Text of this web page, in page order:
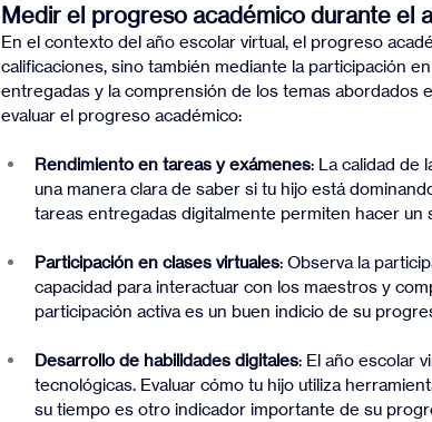
Medir el progreso académico durante el
En el contexto del año escolar virtual, el progreso
calificaciones, sino también mediante la participación
entregadas y la comprensión de los temas abordados
evaluar el progreso académico:
Rendimiento en tareas y exámenes: La calidad de
una manera clara de saber si tu hijo está
tareas entregadas digitalmente permiten hacer un
Participación en clases virtuales: Observa la
capacidad para interactuar con los maestros y
participación activa es un buen indicio de su
Desarrollo de habilidades digitales: El año escolar
tecnológicas. Evaluar cómo tu hijo utiliza
su tiempo es otro indicador importante de su